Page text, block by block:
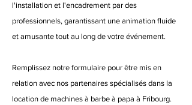
l'installation et l'encadrement par des
professionnels, garantissant une animation fluide
et amusante tout au long de votre événement.
Remplissez notre formulaire pour être mis en
relation avec nos partenaires spécialisés dans la
location de machines à barbe à papa à Fribourg.